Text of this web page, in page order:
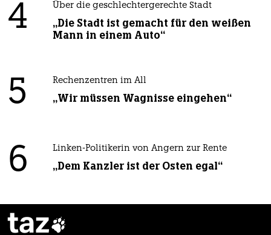
4 Über die geschlechtergerechte Stadt
„Die Stadt ist gemacht für den weißen
Mann in einem Auto“
5 Rechenzentren im All
„Wir müssen Wagnisse eingehen“
6 Linken-Politikerin von Angern zur Rente
„Dem Kanzler ist der Osten egal“
taz